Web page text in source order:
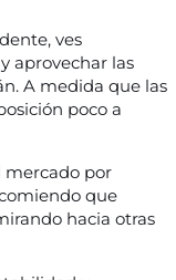
ves
aprovechar las
A medida que las
poco a
mercado por
que
hacia otras